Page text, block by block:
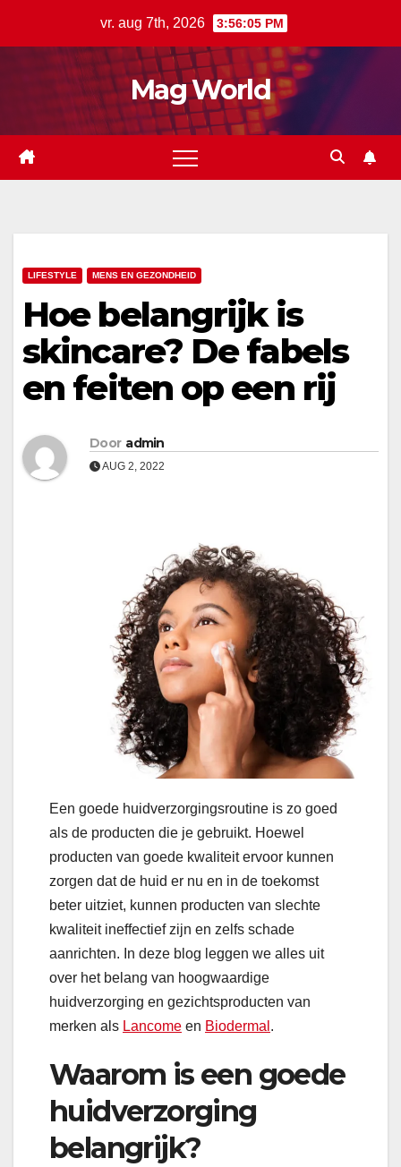
vr. aug 7th, 2026 3:56:05 PM
Mag World
LIFESTYLE MENS EN GEZONDHEID
Hoe belangrijk is
skincare? De fabels
en feiten op een rij
Door admin
AUG 2, 2022
Een goede huidverzorgingsroutine is zo goed
als de producten die je gebruikt. Hoewel
producten van goede kwaliteit ervoor kunnen
zorgen dat de huid er nu en in de toekomst
beter uitziet, kunnen producten van slechte
kwaliteit ineffectief zijn en zelfs schade
aanrichten. In deze blog leggen we alles uit
over het belang van hoogwaardige
huidverzorging en gezichtsproducten van
merken als Lancome en Biodermal .
Waarom is een goede
huidverzorging
belangrijk?